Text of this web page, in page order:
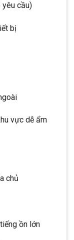
yêu cầu)
bị
vực dễ ẩm
chủ
ồn lớn